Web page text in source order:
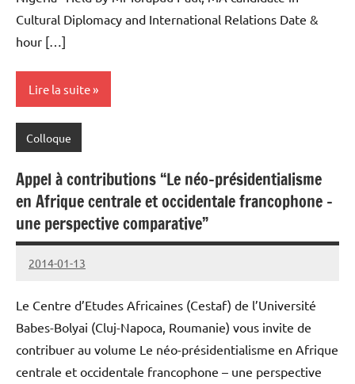
Cultural Diplomacy and International Relations Date &
hour […]
Lire la suite
Colloque
Appel à contributions “Le néo-présidentialisme
en Afrique centrale et occidentale francophone –
une perspective comparative”
2014-01-13
cestaf
Le Centre d’Etudes Africaines (Cestaf) de l’Université
Babes-Bolyai (Cluj-Napoca, Roumanie) vous invite de
contribuer au volume Le néo-présidentialisme en Afrique
centrale et occidentale francophone – une perspective